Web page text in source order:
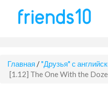
Главная /"Друзья" с
[1.12] The One With the